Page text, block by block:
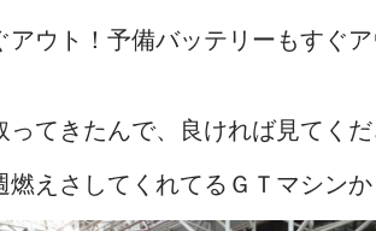
アウト！予備バッテリーもすぐ
ってきたんで、良ければ見てく
燃えさしてくれてるＧＴマシン